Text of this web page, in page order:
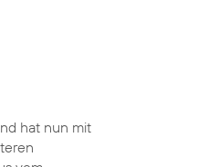
hat nun mit